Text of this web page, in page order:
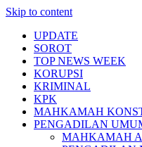
Skip to content
UPDATE
SOROT
TOP NEWS WEEK
KORUPSI
KRIMINAL
KPK
MAHKAMAH
PENGADILAN
MAHKAMAH